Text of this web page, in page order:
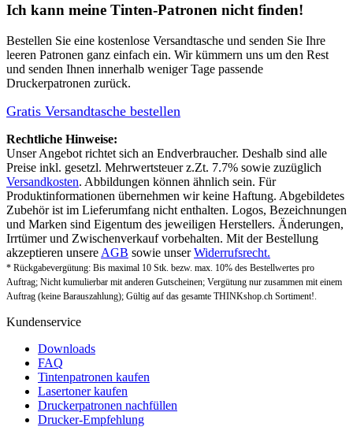
Ich kann meine Tinten-Patronen nicht finden!
Bestellen Sie eine kostenlose Versandtasche und senden Sie Ihre
leeren Patronen ganz einfach ein. Wir kümmern uns um den Rest
und senden Ihnen innerhalb weniger Tage passende
Druckerpatronen zurück.
Gratis Versandtasche bestellen
Rechtliche Hinweise:
Unser Angebot richtet sich an Endverbraucher. Deshalb sind alle
Preise inkl. gesetzl. Mehrwertsteuer z.Zt. 7.7% sowie zuzüglich
Versandkosten. Abbildungen können ähnlich sein. Für
Produktinformationen übernehmen wir keine Haftung. Abgebildetes
Zubehör ist im Lieferumfang nicht enthalten. Logos, Bezeichnungen
und Marken sind Eigentum des jeweiligen Herstellers. Änderungen,
Irrtümer und Zwischenverkauf vorbehalten. Mit der Bestellung
akzeptieren unsere AGB sowie unserWiderrufsrecht.
* Rückgabevergütung: Bis maximal 10 Stk. bezw. max. 10% des Bestellwertes pro
Auftrag; Nicht kumulierbar mit anderen Gutscheinen; Vergütung nur zusammen mit einem
Auftrag (keine Barauszahlung); Gültig auf das gesamte THINKshop.ch Sortiment!.
Kundenservice
Downloads
FAQ
Tintenpatronen kaufen
Lasertoner kaufen
Druckerpatronen nachfüllen
Drucker-Empfehlung